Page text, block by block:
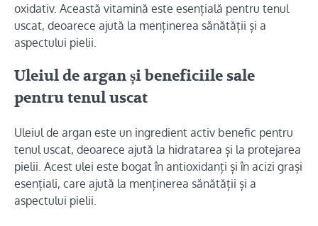
oxidativ. Această vitamină este esențială pentru tenul
uscat, deoarece ajută la menținerea sănătății și a
aspectului pielii.
Uleiul de argan și beneficiile sale
pentru tenul uscat
Uleiul de argan este un ingredient activ benefic pentru
tenul uscat, deoarece ajută la hidratarea și la protejarea
pielii. Acest ulei este bogat în antioxidanți și în acizi grași
esențiali, care ajută la menținerea sănătății și a
aspectului pielii.